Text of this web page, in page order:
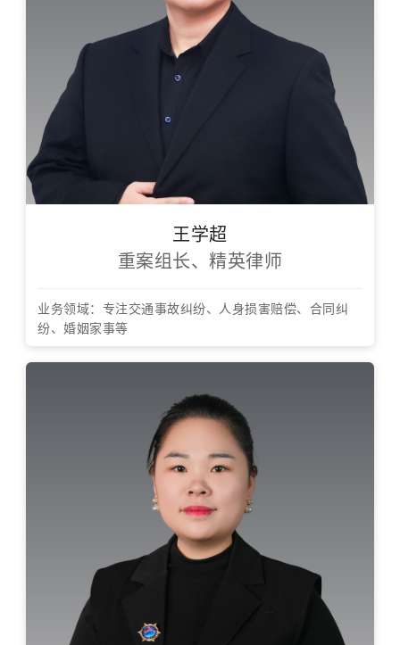
王学超
重案组长、精英律师
业务领域：专注交通事故纠纷、人身损害赔偿、合同纠
纷、婚姻家事等